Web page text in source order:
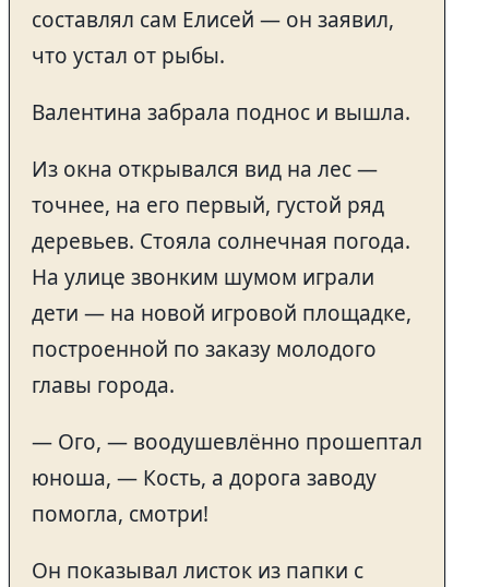
составлял сам Елисей — он заявил,
что устал от рыбы.
Валентина забрала поднос и вышла.
Из окна открывался вид на лес —
точнее, на его первый, густой ряд
деревьев. Стояла солнечная погода.
На улице звонким шумом играли
дети — на новой игровой площадке,
построенной по заказу молодого
главы города.
— Ого, — воодушевлённо прошептал
юноша, — Кость, а дорога заводу
помогла, смотри!
Он показывал листок из папки с